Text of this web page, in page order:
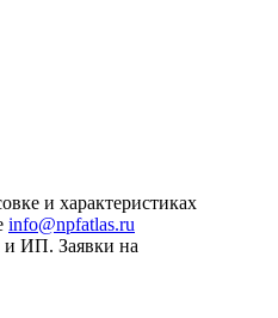
и характеристиках
info@npfatlas.ru
и ИП. Заявки на